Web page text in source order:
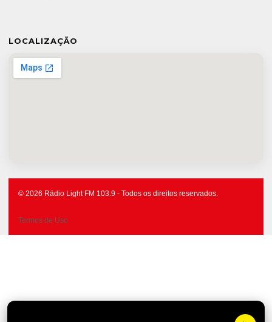
LOCALIZAÇÃO
© 2026 Rádio Light FM 103.9 - Todos os direitos reservados.
Termos de Uso